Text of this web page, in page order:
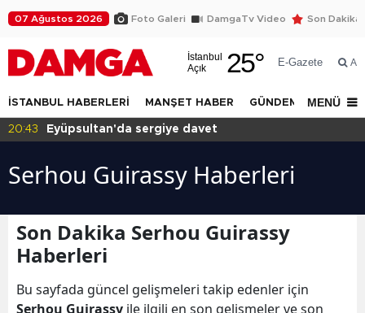
07 Ağustos 2026 Foto Galeri DamgaTv Video Son Dakika
İstanbul
Açık
25° E-Gazete Ara
İSTANBUL HABERLERİ MANŞET HABER GÜNDEM DÜNYA
MENÜ
20:43 Eyüpsultan'da sergiye davet
Serhou Guirassy Haberleri
Son Dakika Serhou Guirassy
Haberleri
Bu sayfada güncel gelişmeleri takip edenler için
Serhou Guirassy ile ilgili en son gelişmeler ve son